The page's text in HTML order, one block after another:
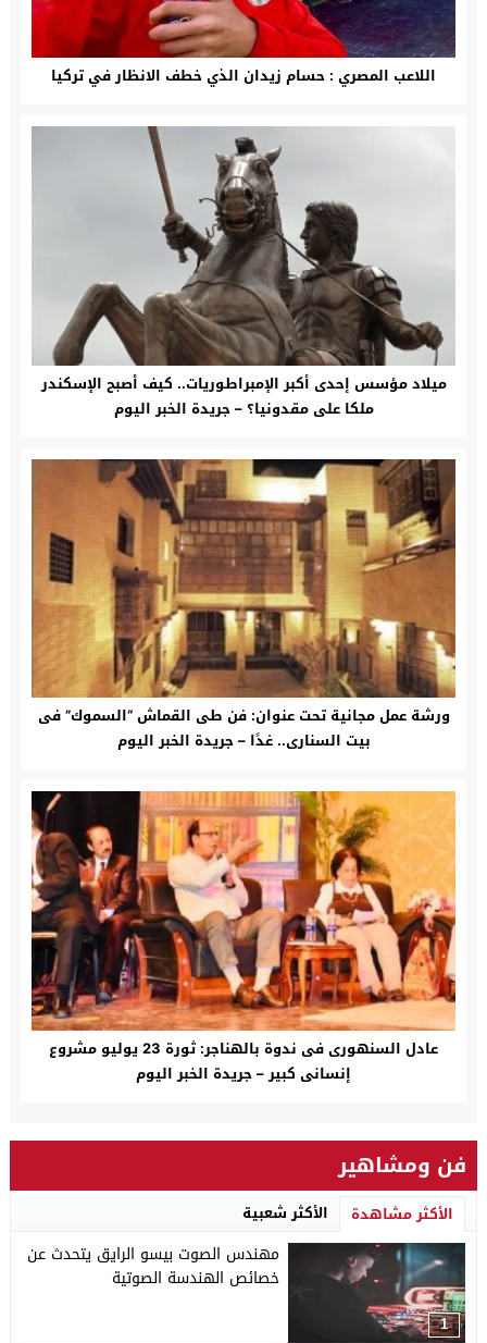
اللاعب المصري : حسام زيدان الذي خطف الانظار في تركيا
ميلاد مؤسس إحدى أكبر الإمبراطوريات.. كيف أصبح الإسكندر
ملكا على مقدونيا؟ – جريدة الخبر اليوم
ورشة عمل مجانية تحت عنوان: فن طى القماش “السموك” فى
بيت السنارى.. غدًا – جريدة الخبر اليوم
عادل السنهورى فى ندوة بالهناجر: ثورة 23 يوليو مشروع
إنسانى كبير – جريدة الخبر اليوم
فن ومشاهير
الأكثر مشاهدة الأكثر شعبية
1
مهندس الصوت بيسو الرايق يتحدث عن
خصائص الهندسة الصوتية